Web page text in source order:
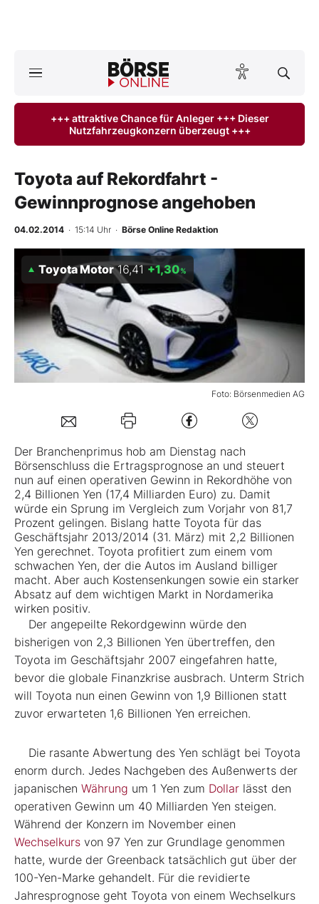
ktuelle Ausgabe BÖRSE ONLINE lesen
Anlageprodukte
Finanz-Check
BO-Musterdepots
Experten
Mein B:O
Kontakt
+++ attraktive Chance für Anleger +++ Dieser
Nutzfahrzeugkonzern überzeugt +++
Toyota auf Rekordfahrt -
Gewinnprognose angehoben
04.02.2014 · 15:14 Uhr · Börse Online Redaktion
Foto: Börsenmedien AG
Toyota Motor 16,41 +1,30%
Der Branchenprimus hob am Dienstag nach
Börsenschluss die Ertragsprognose an und steuert
nun auf einen operativen Gewinn in Rekordhöhe von
2,4 Billionen Yen (17,4 Milliarden Euro) zu. Damit
würde ein Sprung im Vergleich zum Vorjahr von 81,7
Prozent gelingen. Bislang hatte Toyota für das
Geschäftsjahr 2013/2014 (31. März) mit 2,2 Billionen
Yen gerechnet. Toyota profitiert zum einem vom
schwachen Yen, der die Autos im Ausland billiger
macht. Aber auch Kostensenkungen sowie ein starker
Absatz auf dem wichtigen Markt in Nordamerika
wirken positiv.
Der angepeilte Rekordgewinn würde den
bisherigen von 2,3 Billionen Yen übertreffen, den
Toyota im Geschäftsjahr 2007 eingefahren hatte,
bevor die globale Finanzkrise ausbrach. Unterm Strich
will Toyota nun einen Gewinn von 1,9 Billionen statt
zuvor erwarteten 1,6 Billionen Yen erreichen.
Die rasante Abwertung des Yen schlägt bei Toyota
enorm durch. Jedes Nachgeben des Außenwerts der
japanischen Währung um 1 Yen zum Dollar lässt den
operativen Gewinn um 40 Milliarden Yen steigen.
Während der Konzern im November einen
Wechselkurs von 97 Yen zur Grundlage genommen
hatte, wurde der Greenback tatsächlich gut über der
100-Yen-Marke gehandelt. Für die revidierte
Jahresprognose geht Toyota von einem Wechselkurs